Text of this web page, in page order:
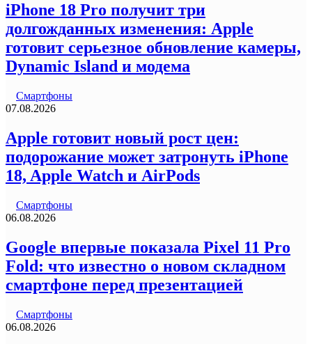
iPhone 18 Pro получит три
долгожданных изменения: Apple
готовит серьезное обновление камеры,
Dynamic Island и модема
Смартфоны
07.08.2026
Apple готовит новый рост цен:
подорожание может затронуть iPhone
18, Apple Watch и AirPods
Смартфоны
06.08.2026
Google впервые показала Pixel 11 Pro
Fold: что известно о новом складном
смартфоне перед презентацией
Смартфоны
06.08.2026